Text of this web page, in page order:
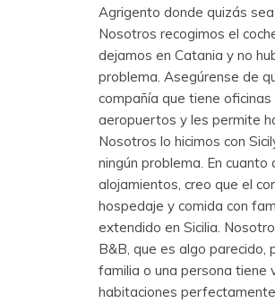
Agrigento donde quizás
Nosotros recogimos el
dejamos en Catania y no
problema. Asegúrense de
compañía que tiene oficinas
aeropuertos y les permite
Nosotros lo hicimos con
ningún problema. En cuanto
alojamientos, creo que el
hospedaje y comida con
extendido en Sicilia.
B&B, que es algo parecido,
familia o una persona tiene
habitaciones